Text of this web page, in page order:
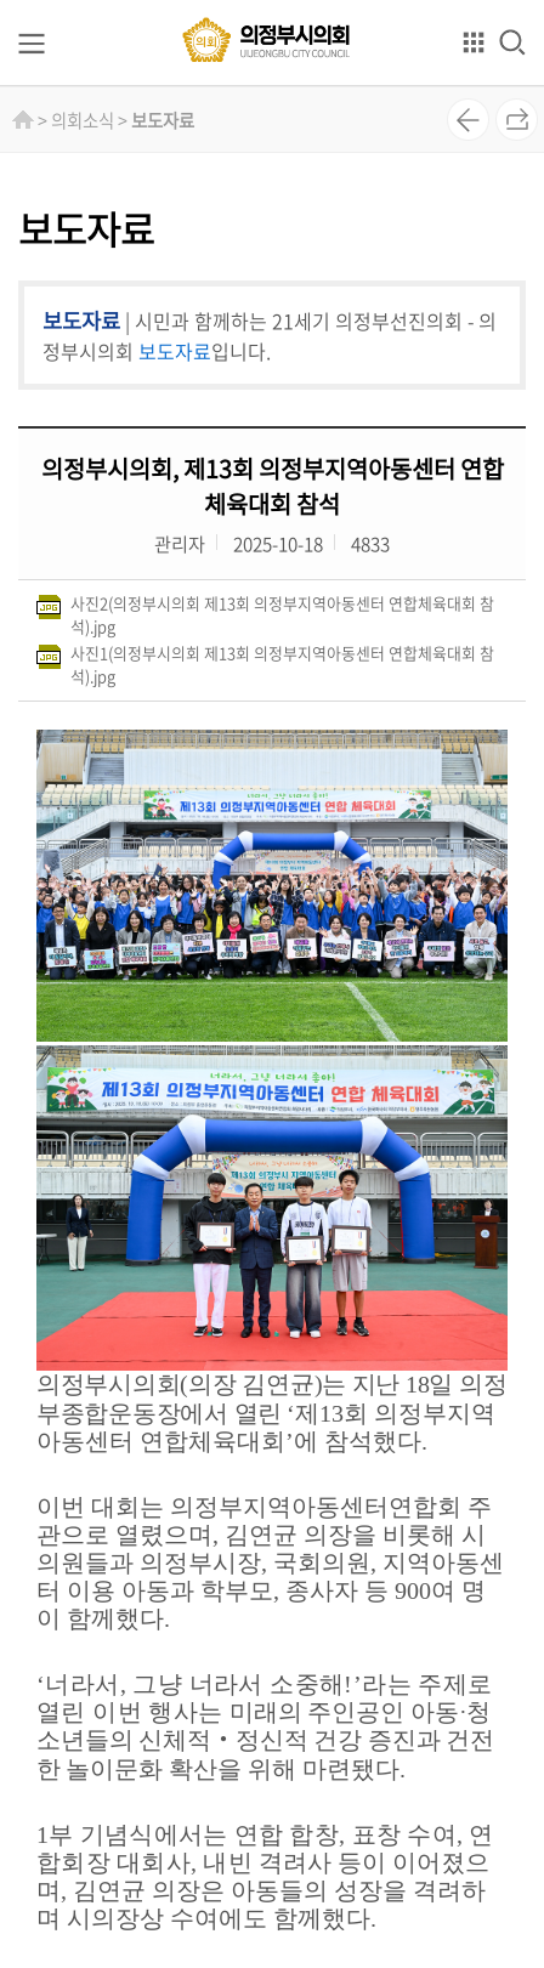
본문으로 바로가기
GNB메뉴 바로가기
의
소
개
위
의
회
소
식
의
원
연
구
단
체
회
의
록
(의
안
정
보)
영
상
회
의
참
여
마
당
정
보
공
개
이
트
정
보
> 의회소식 >보도자료
보도자료
보도자료 | 시민과 함께하는 21세기 의정부선진의회 - 의
정부시의회 보도자료입니다.
의정부시의회, 제13회 의정부지역아동센터 연합
체육대회 참석
관리자 2025-10-18 4833
사진2(의정부시의회 제13회 의정부지역아동센터 연합체육대회 참
석).jpg
사진1(의정부시의회 제13회 의정부지역아동센터 연합체육대회 참
석).jpg
의정부시의회(의장 김연균)는 지난 18일 의정
부종합운동장에서 열린 ‘제 13회 의정부지역
아동센터 연합체육대회’에 참석했다.
이번 대회는 의정부지역아동센터연합회 주
관으로 열렸으며, 김연균 의장을 비롯해 시
의원들과 의정부시장, 국회의원, 지역아동센
터 이용 아동과 학부모, 종사자 등 900여 명
이 함께했다.
‘너라서 , 그냥 너라서 소중해 !’라는 주제로
열린 이번 행사는 미래의 주인공인 아동·청
소년들의 신체적 ‧ 정신적 건강 증진과 건전
한 놀이문화 확산을 위해 마련됐다.
1 부 기념식에서는 연합 합창, 표창 수여, 연
합회장 대회사, 내빈 격려사 등이 이어졌으
며, 김연균 의장은 아동들의 성장을 격려하
며 시의장상 수여에도 함께했다.